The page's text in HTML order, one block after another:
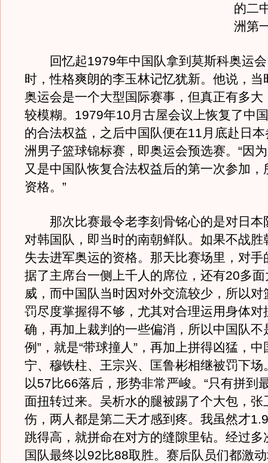
的二
洲第
回忆起1979年中国队拿到莫斯科奥运会
时，性格爽朗的李玉林记忆犹新。他说，当
奥运会是一个大型国际赛事，但真正有多大
较模糊。1979年10月古屋会议上恢复了中
的合法权益，之后中国队便在11月底赴日
洲男子篮球锦标赛，即奥运会预选赛。“因
又是中国队恢复合法权益后的第一次参加，
资格。”
那次比赛最令老李刻骨铭心的是对日本
对韩国队，即当时的南朝鲜队。如果不战胜
失去进军奥运的资格。那天比赛场里，对手
据了主席台一侧上千人的席位，还有20多
威，而中国队当时因对外交流较少，所以对
罚尽度掌握得不够，尤其对合理运用身体对
确，再加上裁判的一些偏消，所以中国队不
例”，就是“带球撞人”，再加上拼得凶猛，
宁、穆铁柱、王宗兴、匡鲁彬相继被罚下场
以57比66落后，形势非常严峻。“只有拼到
面扭转过来。吴析水的腿被踢了个大包，张
伤，两人都是第二天才感到疼。我虽然才
跳得高，就拼命在对方的缝隙里钻。经过多
国队最终以92比88取胜。赛后队员们都激